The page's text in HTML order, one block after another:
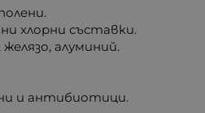
хлорни съставки.
алуминий.
и антибиотици.